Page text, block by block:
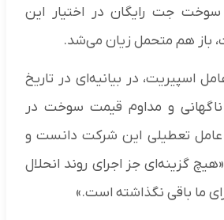
سوخت جت رایگان در اختیار این
باز هم متحمل زیان می‌شد.
اسپیریت، در بیانیه‌ای در تاریخ
و مداوم قیمت سوخت در
عامل تعطیلی این شرکت دانست و
گزینه‌ای جز اجرای روند انحلال
ما باقی نگذاشته است.»